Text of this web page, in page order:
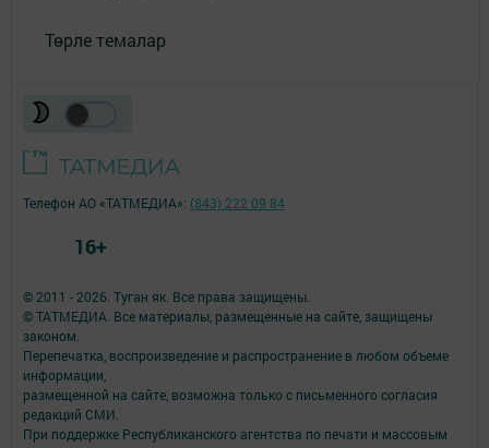
Төрле темалар
© 2011 - 2026. Туган як. Все права защищены.
© ТАТМЕДИА. Все материалы, размещенные на сайте, защищены
законом.
Перепечатка, воспроизведение и распространение в любом объеме
информации,
размещенной на сайте, возможна только с письменного согласия
редакций СМИ.
При поддержке Республиканского агентства по печати и массовым
Телефон АО «ТАТМЕДИА»: (843) 222 09 84
16+